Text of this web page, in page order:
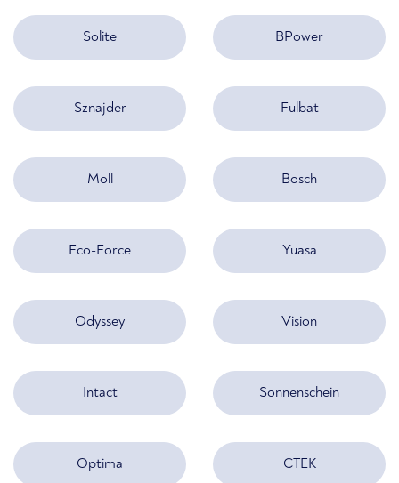
Solite BPower
Sznajder Fulbat
Moll Bosch
Eco-Force Yuasa
Odyssey Vision
Intact Sonnenschein
Optima CTEK